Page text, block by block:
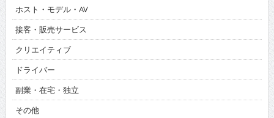
ホスト・モデル・AV
接客・販売サービス
クリエイティブ
ドライバー
副業・在宅・独立
その他